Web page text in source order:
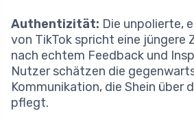
Authentizität: Die unpolierte,
von TikTok spricht eine jüngere
nach echtem Feedback und
Nutzer schätzen die
Kommunikation, die Shein über
pflegt.